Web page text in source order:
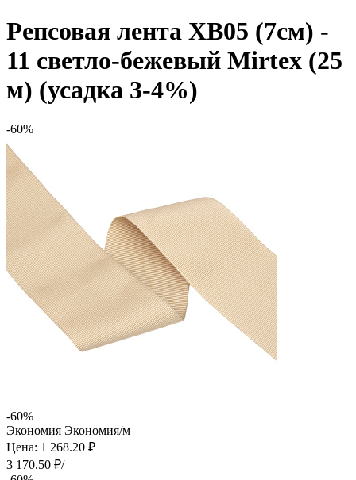
Репсовая лента XB05 (7см) -
11 светло-бежевый Mirtex (25
м) (усадка 3-4%)
-60%
-60%
Экономия Экономия/м
Цена: 1 268.20 ₽
3 170.50 ₽/